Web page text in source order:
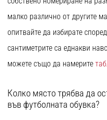
малко различно от другите
опитвайте да избирате
сантиметрите са еднакви
можете също да намерите
Колко място трябва да
във футболната обувка?